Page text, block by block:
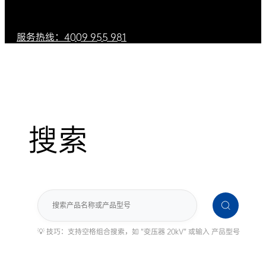
服务热线：4009 955 981
搜索